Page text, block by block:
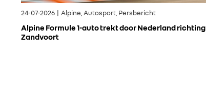
24-07-2026 | Alpine, Autosport, Persbericht
Alpine Formule 1-auto trekt door Nederland richting
Zandvoort